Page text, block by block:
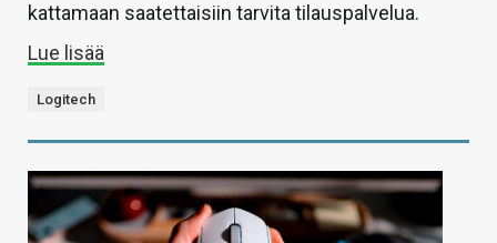
kattamaan saatettaisiin tarvita tilauspalvelua.
Lue lisää
Logitech